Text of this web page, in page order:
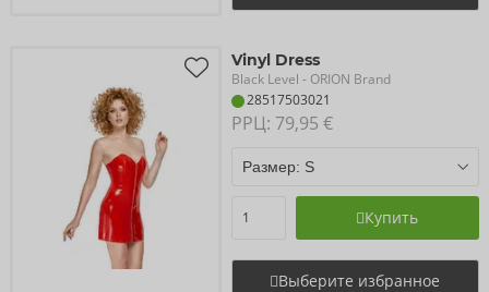
Vinyl Dress
Black Level - ORION Brand
28517503021
РРЦ: 79,95 €
Купить
Выберите избранное